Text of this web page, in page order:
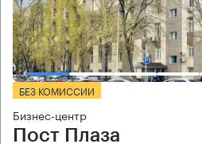
БЕЗ КОМИССИИ
Бизнес-центр
Пост Плаза